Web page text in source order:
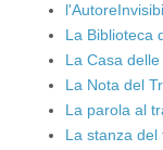
La Biblioteca
La Casa
La Nota del
La parola al
La stanza del